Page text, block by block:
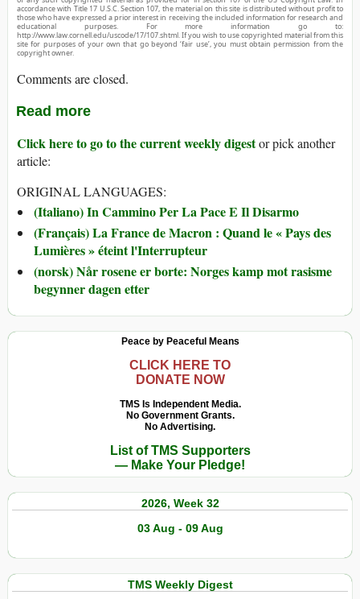
accordance with Title 17 U.S.C. Section 107, the material on this site is distributed without profit to
those who have expressed a prior interest in receiving the included information for research and
educational purposes. For more information go to:
http://www.law.cornell.edu/uscode/17/107.shtml. If you wish to use copyrighted material from this
site for purposes of your own that go beyond ‘fair use’, you must obtain permission from the
copyright owner.
Comments are closed.
Read more
Click here to go to the current weekly digestor pick another
article:
ORIGINAL LANGUAGES:
(Italiano) In Cammino Per La Pace E Il Disarmo
(Français) La France de Macron : Quand le « Pays des
Lumières » éteint l'Interrupteur
(norsk) Når rosene er borte: Norges kamp mot rasisme
begynner dagen etter
Peace by Peaceful Means
CLICK HERE TO
DONATE NOW
TMS Is Independent Media.
No Government Grants.
No Advertising.
List of TMS Supporters
— Make Your Pledge!
2026, Week 32
03 Aug - 09 Aug
TMS Weekly Digest